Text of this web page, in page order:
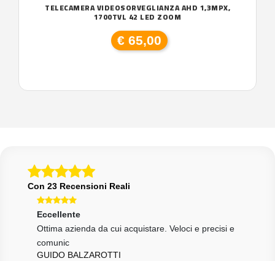
TELECAMERA VIDEOSORVEGLIANZA AHD 1,3MPX,
1700TVL 42 LED ZOOM
€ 65,00
Con 23 Recensioni Reali
Eccellente
Ottima azienda da cui acquistare. Veloci e precisi e
comunic
GUIDO BALZAROTTI